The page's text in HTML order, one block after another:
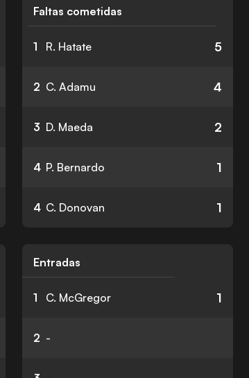
Faltas cometidas
1 R. Hatate 5
2 C. Adamu 4
3 D. Maeda 2
4 P. Bernardo 1
4 C. Donovan 1
Entradas
1 C. McGregor 1
2 -